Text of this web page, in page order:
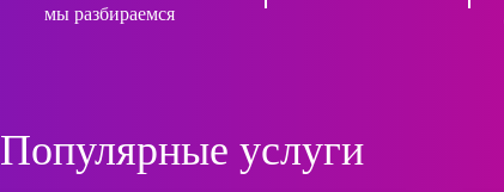
мы разбираемся
Популярные услуги